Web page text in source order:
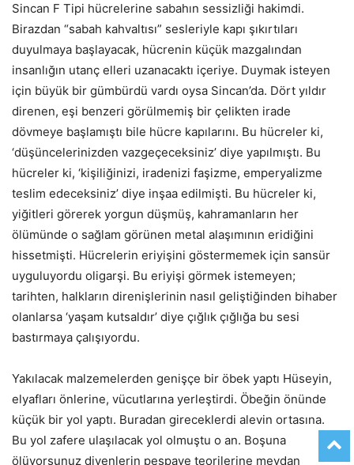
Sincan F Tipi hücrelerine sabahın sessizliği hakimdi.
Birazdan “sabah kahvaltısı” sesleriyle kapı şıkırtıları
duyulmaya başlayacak, hücrenin küçük mazgalından
insanlığın utanç elleri uzanacaktı içeriye. Duymak isteyen
için büyük bir gümbürdü vardı oysa Sincan’da. Dört yıldır
direnen, eşi benzeri görülmemiş bir çelikten irade
dövmeye başlamıştı bile hücre kapılarını. Bu hücreler ki,
‘düşüncelerinizden vazgeçeceksiniz’ diye yapılmıştı. Bu
hücreler ki, ‘kişiliğinizi, iradenizi faşizme, emperyalizme
teslim edeceksiniz’ diye inşaa edilmişti. Bu hücreler ki,
yiğitleri görerek yorgun düşmüş, kahramanların her
ölümünde o sağlam görünen metal alaşımının eridiğini
hissetmişti. Hücrelerin eriyişini göstermemek için sansür
uyguluyordu oligarşi. Bu eriyişi görmek istemeyen;
tarihten, halkların direnişlerinin nasıl geliştiğinden bihaber
olanlarsa ‘yaşam kutsaldır’ diye çığlık çığlığa bu sesi
bastırmaya çalışıyordu.
Yakılacak malzemelerden genişçe bir öbek yaptı Hüseyin,
elyafları önlerine, vücutlarına yerleştirdi. Öbeğin önünde
küçük bir yol yaptı. Buradan gireceklerdi alevin ortasına.
Bu yol zafere ulaşılacak yol olmuştu o an. Boşuna
ölüyorsunuz diyenlerin pespaye teorilerine meydan